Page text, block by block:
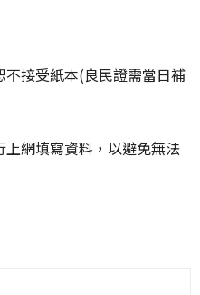
接受紙本(良民證需當日補
網填寫資料，以避免無法